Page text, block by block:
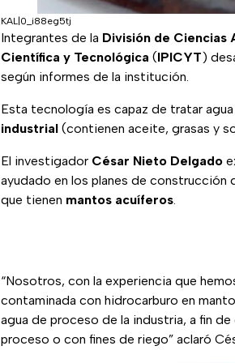
KAL|0_i88eg5tj
Integrantes de la División de
Científica y Tecnológica (IPICYT)
según informes de la institución.
Esta tecnología es capaz de tratar
industrial (contienen aceite, grasas y
El investigador César Nieto Delgado
ayudado en los planes de construcción
que tienen mantos acuíferos.
“Nosotros, con la experiencia que
contaminada con hidrocarburo en
agua de proceso de la industria, a fin
proceso o con fines de riego” aclaró